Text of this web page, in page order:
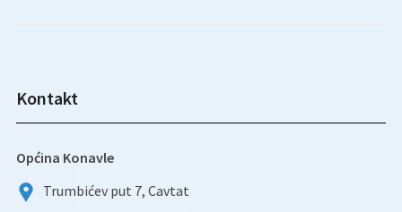
Kontakt
Općina Konavle
Trumbićev put 7, Cavtat